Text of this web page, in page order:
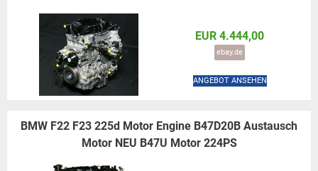
EUR 4.444,00
ebay.de
ANGEBOT ANSEHEN
BMW F22 F23 225d Motor Engine B47D20B Austausch
Motor NEU B47U Motor 224PS